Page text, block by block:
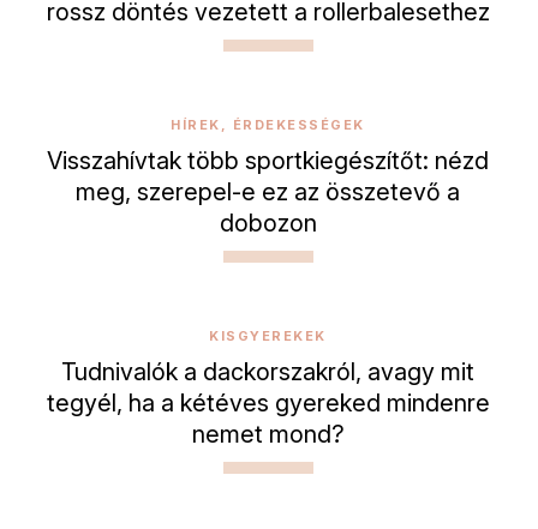
rossz döntés vezetett a rollerbalesethez
HÍREK, ÉRDEKESSÉGEK
Visszahívtak több sportkiegészítőt: nézd
meg, szerepel-e ez az összetevő a
dobozon
KISGYEREKEK
Tudnivalók a dackorszakról, avagy mit
tegyél, ha a kétéves gyereked mindenre
nemet mond?